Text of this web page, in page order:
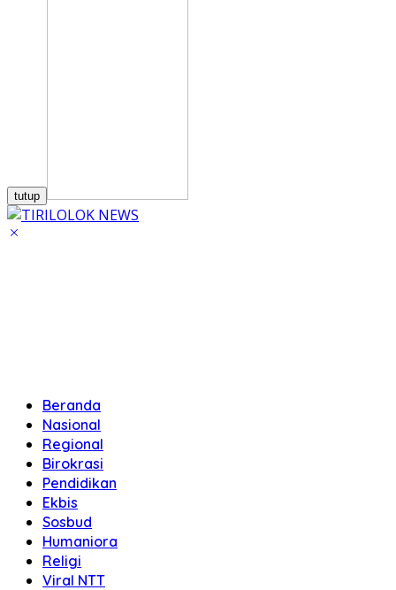
tutup
Beranda
Nasional
Regional
Birokrasi
Pendidikan
Ekbis
Sosbud
Humaniora
Religi
Viral NTT